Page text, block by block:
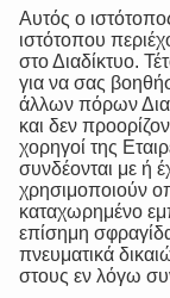
Αυτός ο
ιστότοπου
στο Διαδίκτυο.
για να σας
άλλων πόρων
και δεν
χορηγοί της
συνδέονται με ή
χρησιμοποιούν
καταχωρημένο
επίσημη
πνευματικά
στους εν λόγω